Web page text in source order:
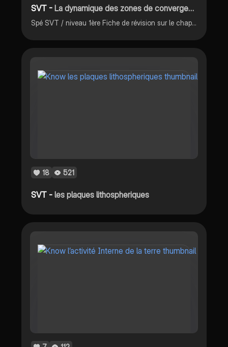
SVT -La dynamique des zones de convergence
Spé SVT / niveau 1ère Fiche de révision sur le chapitre 9 : la dynamique des zones de convergence
18 521
SVT -les plaques lithospheriques